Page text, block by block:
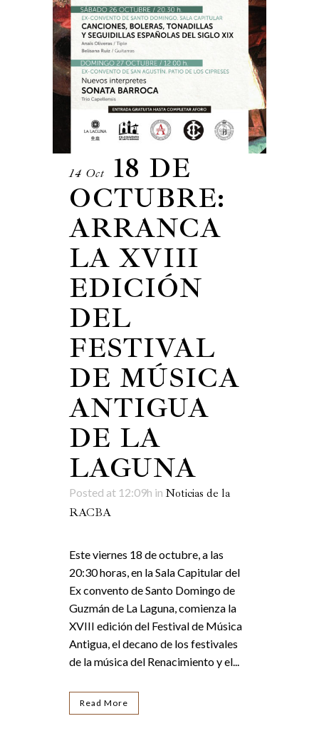
14 Oct
18 DE
OCTUBRE:
ARRANCA
LA XVIII
EDICIÓN
DEL
FESTIVAL
DE MÚSICA
ANTIGUA
DE LA
LAGUNA
Posted at 12:09h in Noticias de la
RACBA
Este viernes 18 de octubre, a las
20:30 horas, en la Sala Capitular del
Ex convento de Santo Domingo de
Guzmán de La Laguna, comienza la
XVIII edición del Festival de Música
Antigua, el decano de los festivales
de la música del Renacimiento y el...
Read More